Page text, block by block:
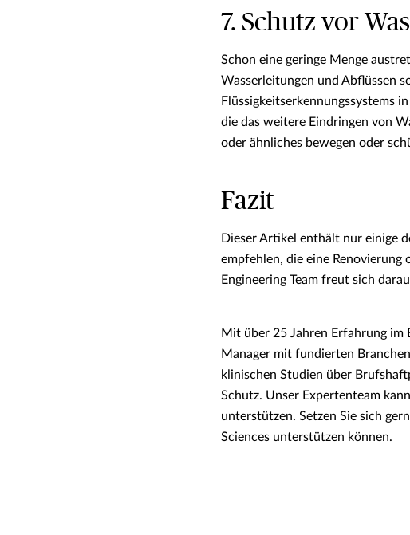
7. Schutz vor
Schon eine geringe Menge
Wasserleitungen und Abflüssen
Flüssigkeitserkennungssystems
die das weitere Eindringen von
oder ähnliches bewegen oder
Fazit
Dieser Artikel enthält nur einige
empfehlen, die eine Renovierung
Engineering Team freut sich
Mit über 25 Jahren Erfahrung im
Manager mit fundierten
klinischen Studien über
Schutz. Unser Expertenteam
unterstützen. Setzen Sie sich
Sciences unterstützen können.